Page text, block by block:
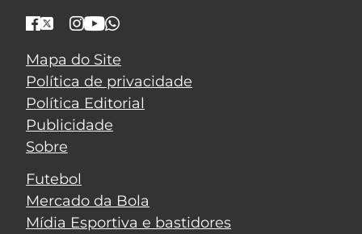
Mapa do Site
Política de privacidade
Política Editorial
Publicidade
Sobre
Futebol
Mercado da Bola
Mídia Esportiva e bastidores